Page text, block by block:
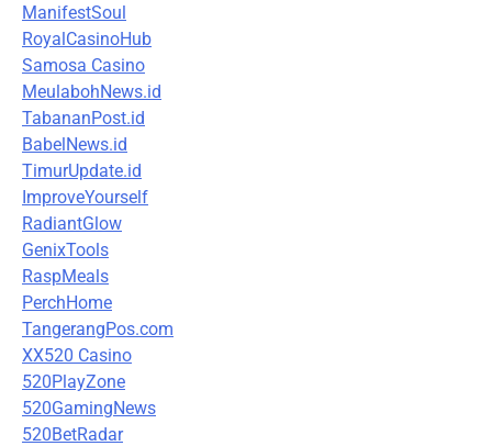
ManifestSoul
RoyalCasinoHub
Samosa Casino
MeulabohNews.id
TabananPost.id
BabelNews.id
TimurUpdate.id
ImproveYourself
RadiantGlow
GenixTools
RaspMeals
PerchHome
TangerangPos.com
XX520 Casino
520PlayZone
520GamingNews
520BetRadar